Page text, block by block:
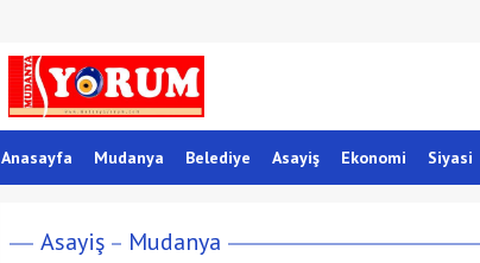
Anasayfa Mudanya Belediye Asayiş Ekonomi Siyasi
Asayiş Mudanya